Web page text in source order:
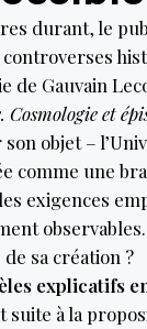
durant, le
de Gauvain
Cosmologie et
objet –
comme une
exigences
sa création ?
explicatifs
suite à la